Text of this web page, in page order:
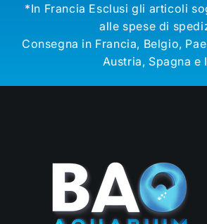
*In Francia Esclusi gli articoli
alle spese di
Consegna in Francia, Belgio,
Austria, Spagna e